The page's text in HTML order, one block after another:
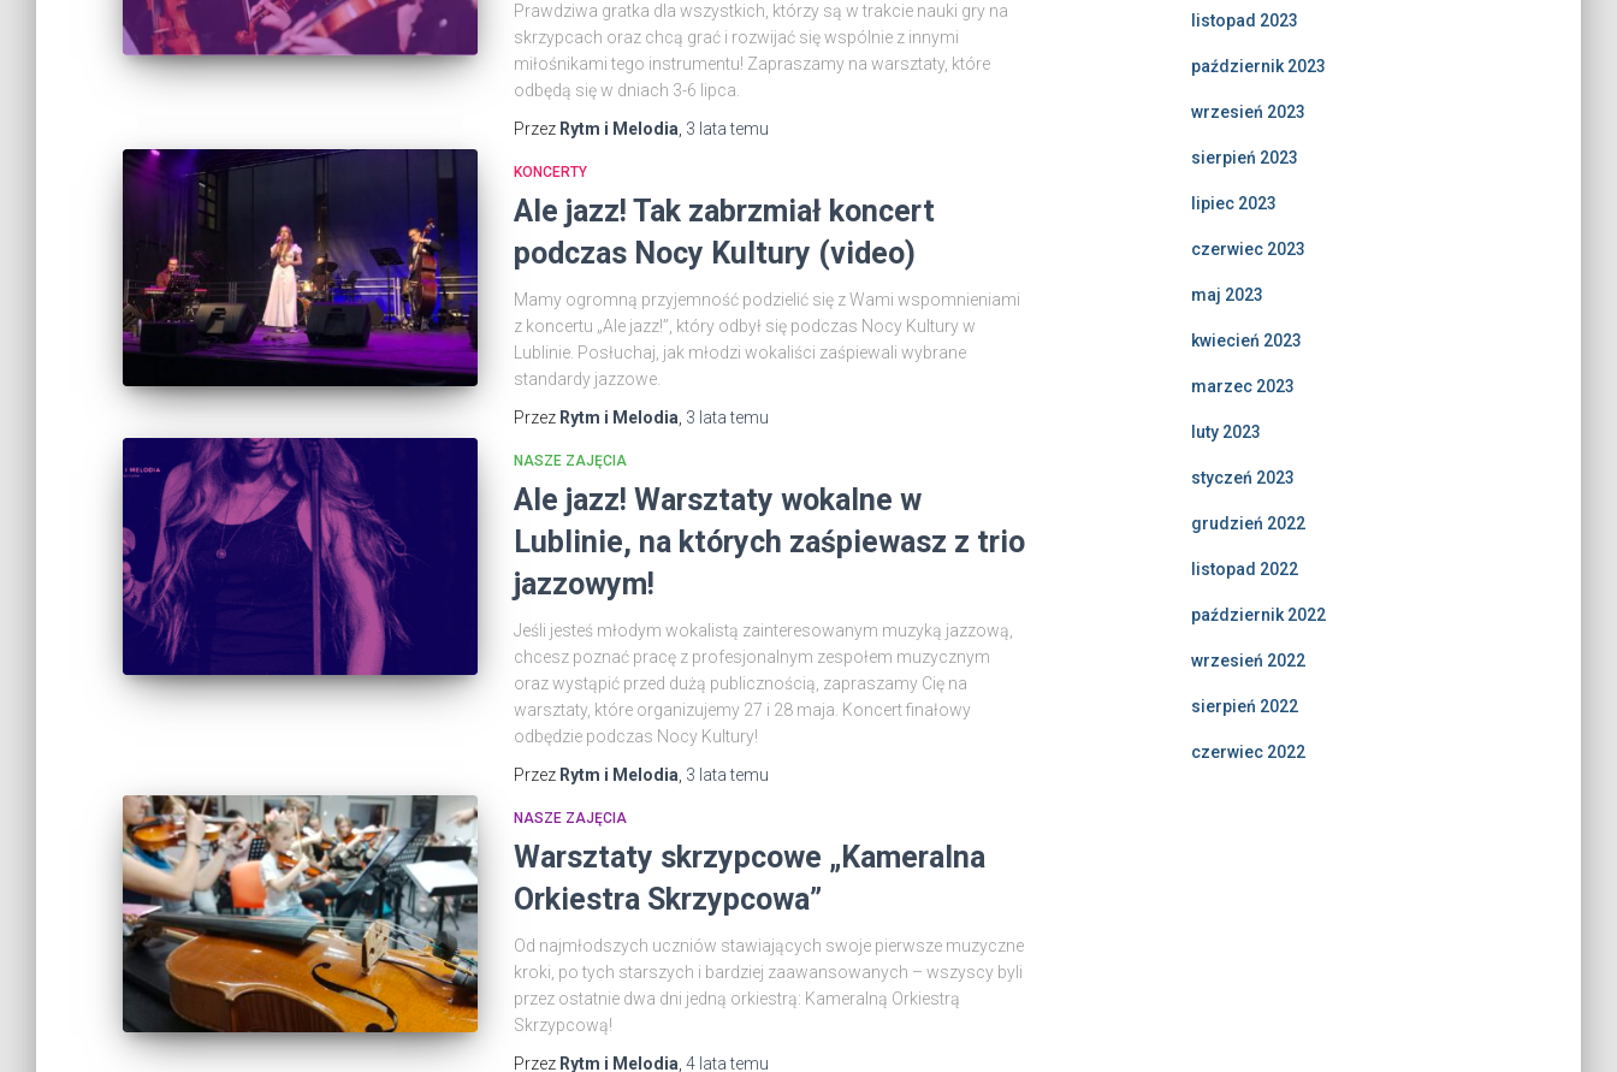
Prawdziwa gratka dla wszystkich, którzy są w trakcie nauki gry na
skrzypcach oraz chcą grać i rozwijać się wspólnie z innymi
miłośnikami tego instrumentu! Zapraszamy na warsztaty, które
odbędą się w dniach 3-6 lipca.
Przez Rytm i Melodia 3 latatemu
KONCERTY
Ale jazz! Tak zabrzmiał koncert
podczas Nocy Kultury (video)
Mamy ogromną przyjemność podzielić się z Wami wspomnieniami
z koncertu „Ale jazz!”, który odbył się podczas Nocy Kultury w
Lublinie. Posłuchaj, jak młodzi wokaliści zaśpiewali wybrane
standardy jazzowe.
Przez Rytm i Melodia 3 latatemu
NASZE ZAJĘCIA
Ale jazz! Warsztaty wokalne w
Lublinie, na których zaśpiewasz z trio
jazzowym!
Jeśli jesteś młodym wokalistą zainteresowanym muzyką jazzową,
chcesz poznać pracę z profesjonalnym zespołem muzycznym
oraz wystąpić przed dużą publicznością, zapraszamy Cię na
warsztaty, które organizujemy 27 i 28 maja. Koncert finałowy
odbędzie podczas Nocy Kultury!
Przez Rytm i Melodia 3 latatemu
NASZE ZAJĘCIA
Warsztaty skrzypcowe „Kameralna
Orkiestra Skrzypcowa”
Od najmłodszych uczniów stawiających swoje pierwsze muzyczne
kroki, po tych starszych i bardziej zaawansowanych – wszyscy byli
przez ostatnie dwa dni jedną orkiestrą: Kameralną Orkiestrą
Skrzypcową!
Przez Rytm i Melodia 4 latatemu
listopad 2023
październik 2023
wrzesień 2023
sierpień 2023
lipiec 2023
czerwiec 2023
maj 2023
kwiecień 2023
marzec 2023
luty 2023
styczeń 2023
grudzień 2022
listopad 2022
październik 2022
wrzesień 2022
sierpień 2022
czerwiec 2022